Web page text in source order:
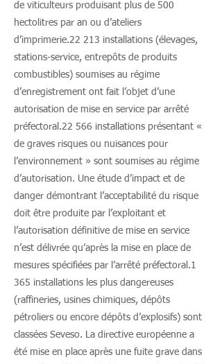
de viticulteurs produisant plus de 500
hectolitres par an ou d’ateliers
d’imprimerie.22 213 installations (élevages,
stations-service, entrepôts de produits
combustibles) soumises au régime
d’enregistrement ont fait l’objet d’une
autorisation de mise en service par arrêté
préfectoral.22 566 installations présentant «
de graves risques ou nuisances pour
l’environnement » sont soumises au régime
d’autorisation. Une étude d’impact et de
danger démontrant l’acceptabilité du risque
doit être produite par l’exploitant et
l’autorisation définitive de mise en service
n’est délivrée qu’après la mise en place de
mesures spécifiées par l’arrêté préfectoral.1
365 installations les plus dangereuses
(raffineries, usines chimiques, dépôts
pétroliers ou encore dépôts d’explosifs) sont
classées Seveso. La directive européenne a
été mise en place après une fuite grave dans